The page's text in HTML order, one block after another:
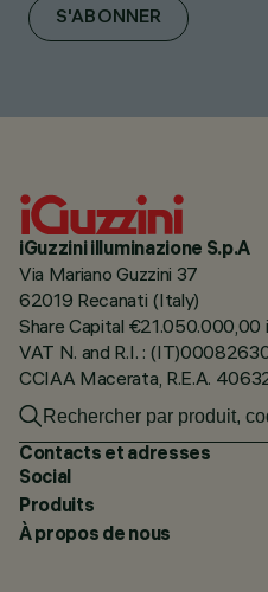
S'ABONNER
iGuzzini illuminazione S.p.A
Via Mariano Guzzini 37
62019 Recanati (Italy)
Share Capital €21.050.000,00
VAT N. and R.I. :
CCIAA Macerata, R.E.A.
Contacts et adresses
Social
Produits
À propos de nous